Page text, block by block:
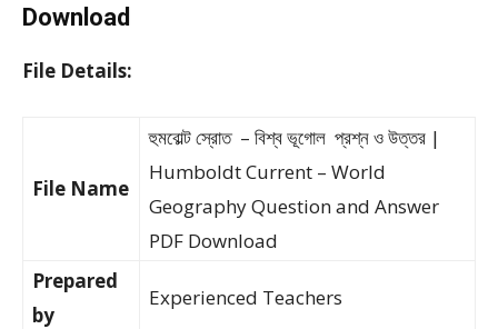
Download
File Details:
File Name
হুমবোল্ট স্রোত – বিশ্ব ভূগোল প্রশ্ন ও উত্তর |
Humboldt Current – World
Geography Question and Answer
PDF Download
Prepared
by
Experienced Teachers